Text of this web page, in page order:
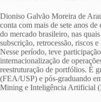
Dioniso Galvão Moreira de
conta com mais de sete anos
do mercado brasileiro, nas
subscrição, retrocessão, riscos
Nesse período, teve
internacionalização de
reestruturação de portfólios. É
(FEA/USP) e pós-graduando
Mining e Inteligência Artificial